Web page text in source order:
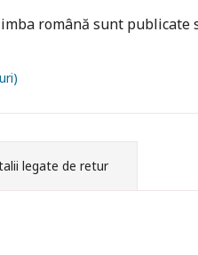
română sunt publicate
legate de retur